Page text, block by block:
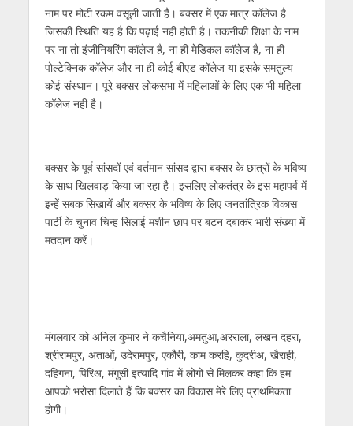
नाम पर मोटी रकम वसूली जाती है। बक्सर में एक मात्र कॉलेज है
जिसकी स्थिति यह है कि पढ़ाई नही होती है। तकनीकी शिक्षा के नाम
पर ना तो इंजीनियरिंग कॉलेज है, ना ही मेडिकल कॉलेज है, ना ही
पोल्टेक्निक कॉलेज और ना ही कोई बीएड कॉलेज या इसके समतुल्य
कोई संस्थान। पूरे बक्सर लोकसभा में महिलाओं के लिए एक भी महिला
कॉलेज नही है।
बक्सर के पूर्व सांसदों एवं वर्तमान सांसद द्वारा बक्सर के छात्रों के भविष्य
के साथ खिलवाड़ किया जा रहा है। इसलिए लोकतंत्र के इस महापर्व में
इन्‍हें सबक सिखायें और बक्‍सर के भविष्‍य के लिए जनतांत्रिक विकास
पार्टी के चुनाव चिन्‍ह सिलाई मशीन छाप पर बटन दबाकर भारी संख्‍या में
मतदान करें।
मंगलवार को अनिल कुमार ने कचैनिया,अमतुआ,अरराला, लखन दहरा,
श्रीरामपुर, अताओं, उदेरामपुर, एकौरी, काम करहि, कुदरीअ, खैराही,
दहिगना, पिरिअ, मंगुसी इत्यादि गांव में लोगो से मिलकर कहा कि हम
आपको भरोसा दिलाते हैं कि बक्‍सर का विकास मेरे लिए प्राथमिकता
होगी।